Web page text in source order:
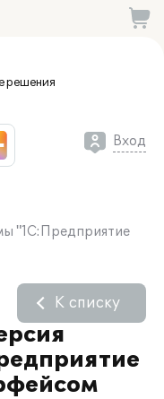
решения
Вход
"1С:Предприятие
К списку